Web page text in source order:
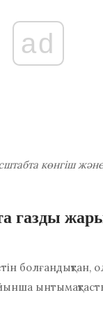
ad
көнгіш
газды
болғандықтан,